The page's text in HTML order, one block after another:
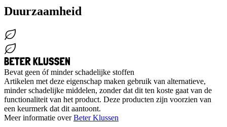
Duurzaamheid
Bevat geen óf minder schadelijke stoffen
Artikelen met deze eigenschap maken gebruik van alternatieve,
minder schadelijke middelen, zonder dat dit ten koste gaat van de
functionaliteit van het product. Deze producten zijn voorzien van
een keurmerk dat dit aantoont.
Meer informatie overBeter Klussen